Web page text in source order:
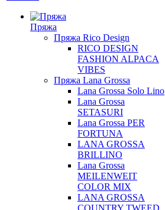
Пряжа
Пряжа Rico Design
RICO DESIGN
FASHION ALPACA
VIBES
Пряжа Lana Grossa
Lana Grossa Solo Lino
Lana Grossa
SETASURI
Lana Grossa PER
FORTUNA
LANA GROSSA
BRILLINO
Lana Grossa
MEILENWEIT
COLOR MIX
LANA GROSSA
COUNTRY TWEED